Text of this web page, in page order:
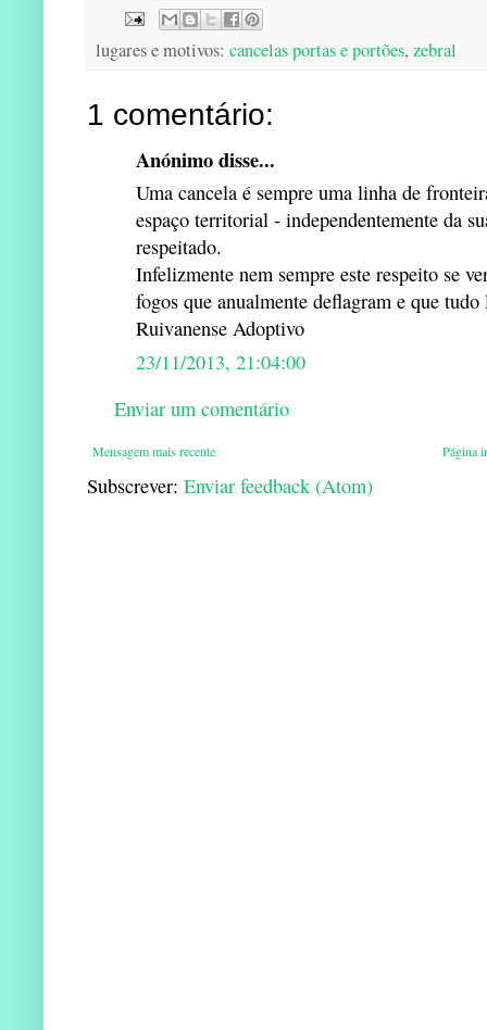
lugares e motivos: cancelas portas e portões, zebral
1 comentário:
Anónimo disse...
Uma cancela é sempre uma linha de
espaço territorial - independentemente da
respeitado.
Infelizmente nem sempre este respeito se
fogos que anualmente deflagram e que
Ruivanense Adoptivo
23/11/2013, 21:04:00
Enviar um comentário
Mensagem mais recente Página
Subscrever: Enviar feedback (Atom)